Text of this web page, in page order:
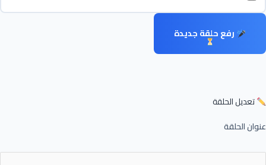
رفع حلقة جديدة
تعديل الحلقة
عنوان الحلقة